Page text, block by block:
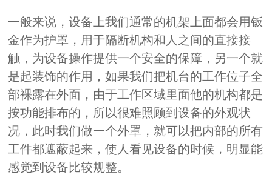
一般来说，设备上我们通常的机架上面都会用钣
金作为护罩，用于隔断机构和人之间的直接接
触，为设备操作提供一个安全的保障，另一个就
是起装饰的作用，如果我们把机台的工作位子全
部裸露在外面，由于工作区域里面他的机构都是
按功能排布的，所以很难照顾到设备的外观状
况，此时我们做一个外罩，就可以把内部的所有
工件都遮蔽起来，使人看见设备的时候，明显能
感觉到设备比较规整。